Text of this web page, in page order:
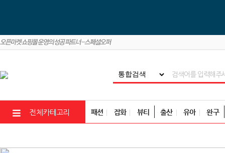
전체카테고리 패션 잡화 뷰티 출산 유아 완구